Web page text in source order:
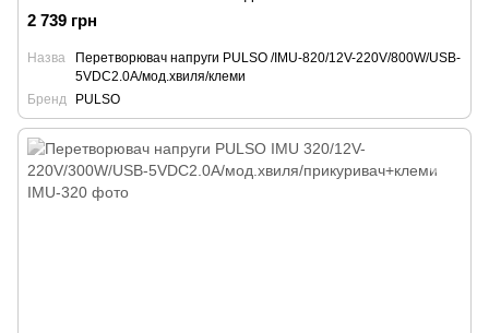
2 739 грн
Назва
Перетворювач напруги PULSO /IMU-820/12V-220V/800W/USB-
5VDC2.0A/мод.хвиля/клеми
Бренд
PULSO